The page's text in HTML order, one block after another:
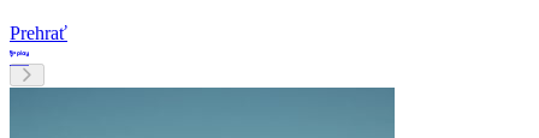
Prehrať